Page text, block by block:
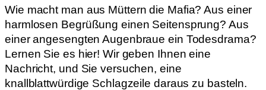
Wie macht man aus Müttern die Mafia? Aus einer
harmlosen Begrüßung einen Seitensprung? Aus
einer angesengten Augenbraue ein Todesdrama?
Lernen Sie es hier! Wir geben Ihnen eine
Nachricht, und Sie versuchen, eine
knallblattwürdige Schlagzeile daraus zu basteln.